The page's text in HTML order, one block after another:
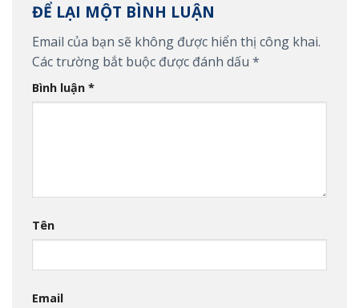
ĐỂ LẠI MỘT BÌNH LUẬN
Email của bạn sẽ không được hiển thị công khai.
Các trường bắt buộc được đánh dấu *
Bình luận *
Tên
Email